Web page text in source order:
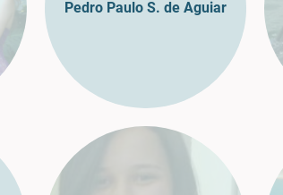
Pedro Paulo S. de Aguiar